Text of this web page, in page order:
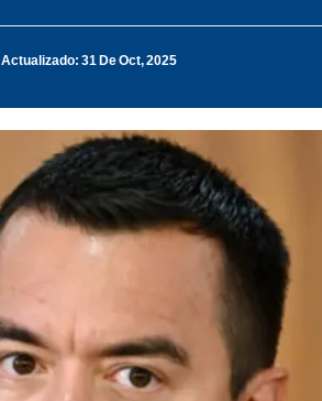
Actualizado: 31 De Oct, 2025